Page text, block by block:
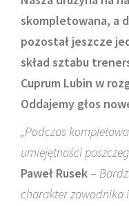
skompletowana, a
pozostał jeszcze
skład sztabu
Cuprum Lubin w
Oddajemy głos
„Podczas
umiejętności
Paweł Rusek–
charakter zawodnika